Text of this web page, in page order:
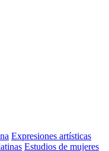
Expresiones artísticas
Estudios de mujeres